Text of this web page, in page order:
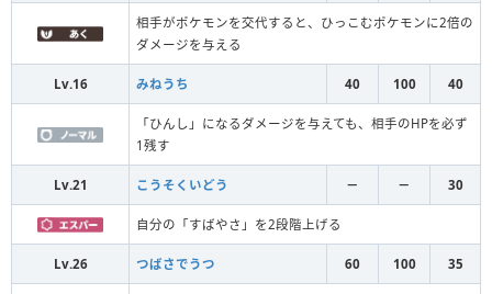
相手がポケモンを交代すると、ひっこむポケモンに2倍の
ダメージを与える
Lv.16 みねうち 40 100 40
「ひんし」になるダメージを与えても、相手のHPを必ず
1残す
Lv.21 こうそくいどう － － 30
自分の「すばやさ」を2段階上げる
Lv.26 つばさでうつ 60 100 35